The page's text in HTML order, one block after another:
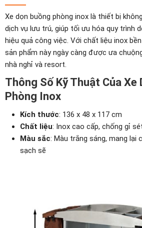
Xe dọn buồng phòng inox là thiết bị
dịch vụ lưu trú, giúp tối ưu hóa quy trình
hiệu quả công việc. Với chất liệu inox
sản phẩm này ngày càng được ưa
nhà nghỉ và resort.
Thông Số Kỹ Thuật Của Xe
Phòng Inox
Kích thước: 136 x 48 x 117 cm
Chất liệu: Inox cao cấp, chống gỉ
Màu sắc: Màu trắng sáng, mang lại
sạch sẽ